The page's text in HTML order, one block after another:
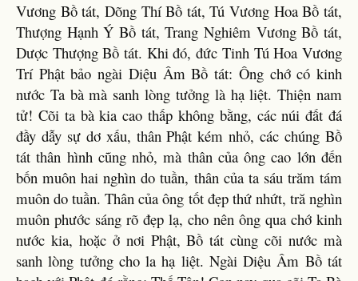
Vương Bồ tát, Dõng Thí Bồ tát, Tú Vương Hoa Bồ tát,
Thượng Hạnh Ý Bồ tát, Trang Nghiêm Vương Bồ tát,
Dược Thượng Bồ tát. Khi đó, đức Tinh Tú Hoa Vương
Trí Phật bảo ngài Diệu Âm Bồ tát: Ông chớ có kinh
nước Ta bà mà sanh lòng tưởng là hạ liệt. Thiện nam
tử! Cõi ta bà kia cao thấp không bằng, các núi đất đá
đầy dẫy sự dơ xấu, thân Phật kém nhỏ, các chúng Bồ
tát thân hình cũng nhỏ, mà thân của ông cao lớn đến
bốn muôn hai nghìn do tuần, thân của ta sáu trăm tám
muôn do tuần. Thân của ông tốt đẹp thứ nhứt, tră nghìn
muôn phước sáng rõ đẹp lạ, cho nên ông qua chớ kinh
nước kia, hoặc ở nơi Phật, Bồ tát cùng cõi nước mà
sanh lòng tưởng cho la hạ liệt. Ngài Diệu Âm Bồ tát